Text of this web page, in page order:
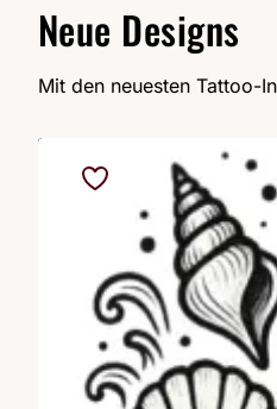
Neue Designs
Mit den neuesten Tattoo-